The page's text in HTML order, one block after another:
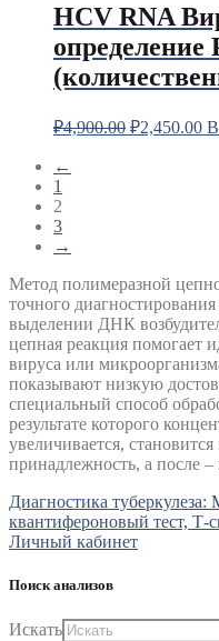
HCV RNA
₽4,900.00 ₽2,450.00 В
←
1
2
3
→
Метод полимеразной
точного
выделении ДНК
цепная реакция
вируса или
показывают низкую
специальный способ
результате которого
увеличивается,
принадлежность, а после
Навигация
по
Диагностика туберкулеза:
квантифероновый тест, Т-
Личный кабинет
Поиск анализов
Искать